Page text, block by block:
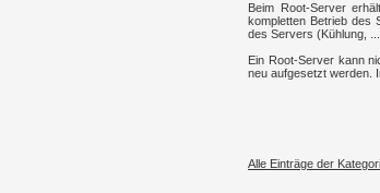
Beim Root-Server
kompletten Betrieb des
des Servers (Kühlung,
Ein Root-Server kann
neu aufgesetzt werden.
Alle Einträge der